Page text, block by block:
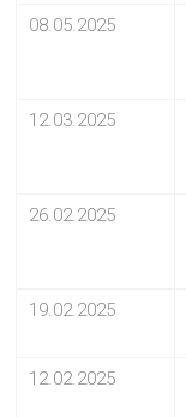
08.05.2025
12.03.2025
26.02.2025
19.02.2025
12.02.2025